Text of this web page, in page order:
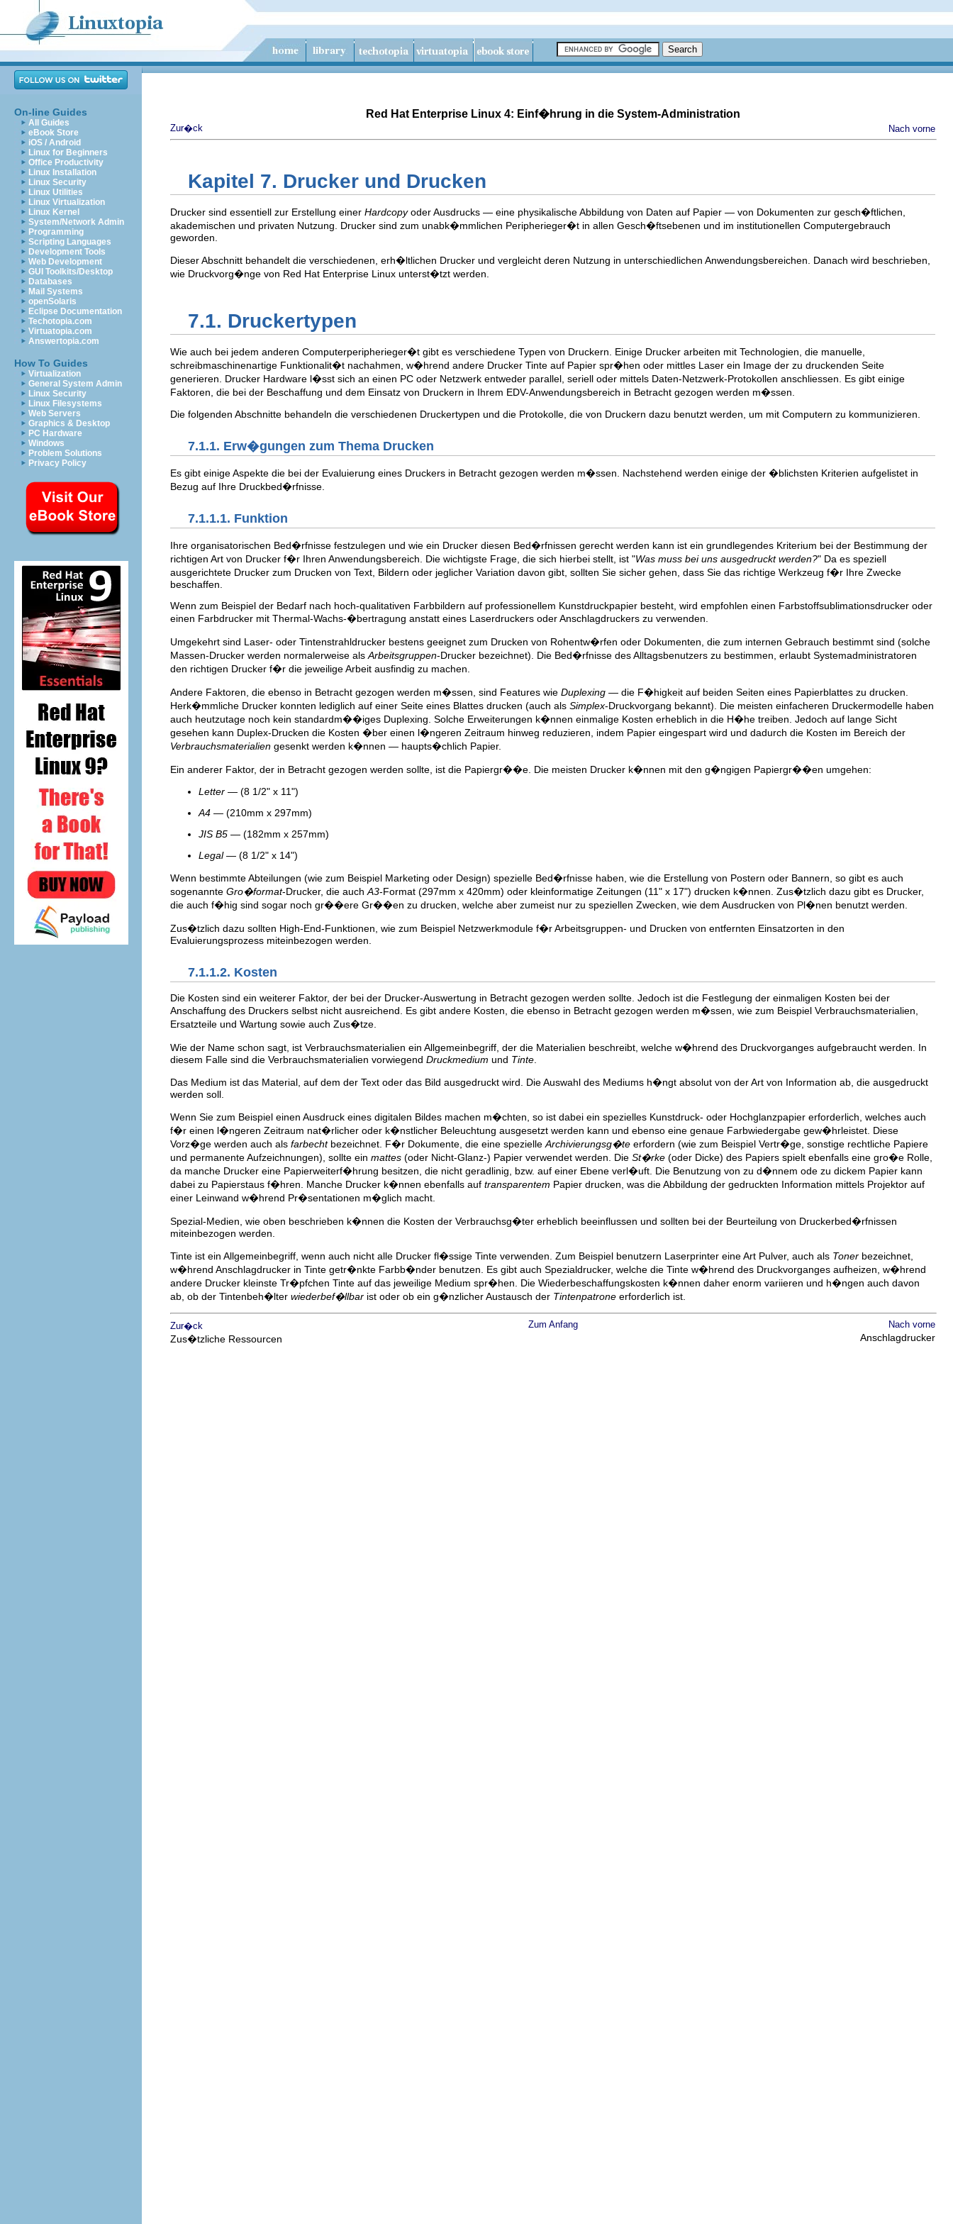
On-line Guides
All Guides
eBook Store
iOS / Android
Linux for Beginners
Office Productivity
Linux Installation
Linux Security
Linux Utilities
Linux Virtualization
Linux Kernel
System/Network Admin
Programming
Scripting Languages
Development Tools
Web Development
GUI Toolkits/Desktop
Databases
Mail Systems
openSolaris
Eclipse Documentation
Techotopia.com
Virtuatopia.com
Answertopia.com
How To Guides
Virtualization
General System Admin
Linux Security
Linux Filesystems
Web Servers
Graphics & Desktop
PC Hardware
Windows
Problem Solutions
Privacy Policy
Red Hat Enterprise Linux 4: Einf�hrung in die System-Administration
Zur�ck Nach vorne
Kapitel 7. Drucker und Drucken
Drucker sind essentiell zur Erstellung einer Hardcopyoder Ausdrucks — eine physikalische Abbildung von Daten auf Papier — von Dokumenten zur gesch�ftlichen,
akademischen und privaten Nutzung. Drucker sind zum unabk�mmlichen Peripherieger�t in allen Gesch�ftsebenen und im institutionellen Computergebrauch
geworden.
Dieser Abschnitt behandelt die verschiedenen, erh�ltlichen Drucker und vergleicht deren Nutzung in unterschiedlichen Anwendungsbereichen. Danach wird beschrieben,
wie Druckvorg�nge von Red Hat Enterprise Linux unterst�tzt werden.
7.1. Druckertypen
Wie auch bei jedem anderen Computerperipherieger�t gibt es verschiedene Typen von Druckern. Einige Drucker arbeiten mit Technologien, die manuelle,
schreibmaschinenartige Funktionalit�t nachahmen, w�hrend andere Drucker Tinte auf Papier spr�hen oder mittles Laser ein Image der zu druckenden Seite
generieren. Drucker Hardware l�sst sich an einen PC oder Netzwerk entweder parallel, seriell oder mittels Daten-Netzwerk-Protokollen anschliessen. Es gibt einige
Faktoren, die bei der Beschaffung und dem Einsatz von Druckern in Ihrem EDV-Anwendungsbereich in Betracht gezogen werden m�ssen.
Die folgenden Abschnitte behandeln die verschiedenen Druckertypen und die Protokolle, die von Druckern dazu benutzt werden, um mit Computern zu kommunizieren.
7.1.1. Erw�gungen zum Thema Drucken
Es gibt einige Aspekte die bei der Evaluierung eines Druckers in Betracht gezogen werden m�ssen. Nachstehend werden einige der �blichsten Kriterien aufgelistet in
Bezug auf Ihre Druckbed�rfnisse.
7.1.1.1. Funktion
Ihre organisatorischen Bed�rfnisse festzulegen und wie ein Drucker diesen Bed�rfnissen gerecht werden kann ist ein grundlegendes Kriterium bei der Bestimmung der
richtigen Art von Drucker f�r Ihren Anwendungsbereich. Die wichtigste Frage, die sich hierbei stellt, ist "Was muss bei uns ausgedruckt werden?" Da es speziell
ausgerichtete Drucker zum Drucken von Text, Bildern oder jeglicher Variation davon gibt, sollten Sie sicher gehen, dass Sie das richtige Werkzeug f�r Ihre Zwecke
beschaffen.
Wenn zum Beispiel der Bedarf nach hoch-qualitativen Farbbildern auf professionellem Kunstdruckpapier besteht, wird empfohlen einen Farbstoffsublimationsdrucker oder
einen Farbdrucker mit Thermal-Wachs-�bertragung anstatt eines Laserdruckers oder Anschlagdruckers zu verwenden.
Umgekehrt sind Laser- oder Tintenstrahldrucker bestens geeignet zum Drucken von Rohentw�rfen oder Dokumenten, die zum internen Gebrauch bestimmt sind (solche
Massen-Drucker werden normalerweise alsArbeitsgruppen-Drucker bezeichnet). Die Bed�rfnisse des Alltagsbenutzers zu bestimmen, erlaubt Systemadministratoren
den richtigen Drucker f�r die jeweilige Arbeit ausfindig zu machen.
Andere Faktoren, die ebenso in Betracht gezogen werden m�ssen, sind Features wie Duplexing — die F�higkeit auf beiden Seiten eines Papierblattes zu drucken.
Herk�mmliche Drucker konnten lediglich auf einer Seite eines Blattes drucken (auch als Simplex-Druckvorgang bekannt). Die meisten einfacheren Druckermodelle haben
auch heutzutage noch kein standardm��iges Duplexing. Solche Erweiterungen k�nnen einmalige Kosten erheblich in die H�he treiben. Jedoch auf lange Sicht
gesehen kann Duplex-Drucken die Kosten �ber einen l�ngeren Zeitraum hinweg reduzieren, indem Papier eingespart wird und dadurch die Kosten im Bereich der
Verbrauchsmaterialien gesenkt werden k�nnen — haupts�chlich Papier.
Ein anderer Faktor, der in Betracht gezogen werden sollte, ist die Papiergr��e. Die meisten Drucker k�nnen mit den g�ngigen Papiergr��en umgehen:
Letter — (8 1/2" x 11")
A4 — (210mm x 297mm)
JIS B5 — (182mm x 257mm)
Legal— (8 1/2" x 14")
Wenn bestimmte Abteilungen (wie zum Beispiel Marketing oder Design) spezielle Bed�rfnisse haben, wie die Erstellung von Postern oder Bannern, so gibt es auch
sogenannte Gro�format-Drucker, die auchA3-Format (297mm x 420mm) oder kleinformatige Zeitungen (11" x 17") drucken k�nnen. Zus�tzlich dazu gibt es Drucker,
die auch f�hig sind sogar noch gr��ere Gr��en zu drucken, welche aber zumeist nur zu speziellen Zwecken, wie dem Ausdrucken von Pl�nen benutzt werden.
Zus�tzlich dazu sollten High-End-Funktionen, wie zum Beispiel Netzwerkmodule f�r Arbeitsgruppen- und Drucken von entfernten Einsatzorten in den
Evaluierungsprozess miteinbezogen werden.
7.1.1.2. Kosten
Die Kosten sind ein weiterer Faktor, der bei der Drucker-Auswertung in Betracht gezogen werden sollte. Jedoch ist die Festlegung der einmaligen Kosten bei der
Anschaffung des Druckers selbst nicht ausreichend. Es gibt andere Kosten, die ebenso in Betracht gezogen werden m�ssen, wie zum Beispiel Verbrauchsmaterialien,
Ersatzteile und Wartung sowie auch Zus�tze.
Wie der Name schon sagt, ist Verbrauchsmaterialien ein Allgemeinbegriff, der die Materialien beschreibt, welche w�hrend des Druckvorganges aufgebraucht werden. In
diesem Falle sind die Verbrauchsmaterialien vorwiegend Druckmedium und Tinte
Das Medium ist das Material, auf dem der Text oder das Bild ausgedruckt wird. Die Auswahl des Mediums h�ngt absolut von der Art von Information ab, die ausgedruckt
werden soll.
Wenn Sie zum Beispiel einen Ausdruck eines digitalen Bildes machen m�chten, so ist dabei ein spezielles Kunstdruck- oder Hochglanzpapier erforderlich, welches auch
f�r einen l�ngeren Zeitraum nat�rlicher oder k�nstlicher Beleuchtung ausgesetzt werden kann und ebenso eine genaue Farbwiedergabe gew�hrleistet. Diese
Vorz�ge werden auch als farbechtbezeichnet. F�r Dokumente, die eine spezielle Archivierungsg�te erfordern (wie zum Beispiel Vertr�ge, sonstige rechtliche Papiere
und permanente Aufzeichnungen), sollte ein mattes (oder Nicht-Glanz-) Papier verwendet werden. Die St�rke (oder Dicke) des Papiers spielt ebenfalls eine gro�e Rolle,
da manche Drucker eine Papierweiterf�hrung besitzen, die nicht geradlinig, bzw. auf einer Ebene verl�uft. Die Benutzung von zu d�nnem ode zu dickem Papier kann
dabei zu Papierstaus f�hren. Manche Drucker k�nnen ebenfalls auf transparentem Papier drucken, was die Abbildung der gedruckten Information mittels Projektor auf
einer Leinwand w�hrend Pr�sentationen m�glich macht.
Spezial-Medien, wie oben beschrieben k�nnen die Kosten der Verbrauchsg�ter erheblich beeinflussen und sollten bei der Beurteilung von Druckerbed�rfnissen
miteinbezogen werden.
Tinte ist ein Allgemeinbegriff, wenn auch nicht alle Drucker fl�ssige Tinte verwenden. Zum Beispiel benutzern Laserprinter eine Art Pulver, auch als Toner bezeichnet,
w�hrend Anschlagdrucker in Tinte getr�nkte Farbb�nder benutzen. Es gibt auch Spezialdrucker, welche die Tinte w�hrend des Druckvorganges aufheizen, w�hrend
andere Drucker kleinste Tr�pfchen Tinte auf das jeweilige Medium spr�hen. Die Wiederbeschaffungskosten k�nnen daher enorm variieren und h�ngen auch davon
ab, ob der Tintenbeh�lter wiederbef�llbar ist oder ob ein g�nzlicher Austausch der Tintenpatrone erforderlich ist.
Zur�ck Zum Anfang Nach vorne
Zus�tzliche Ressourcen Anschlagdrucker